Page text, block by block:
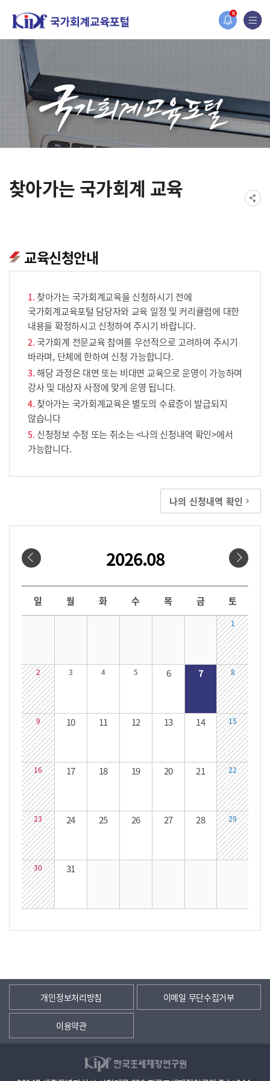
N
홈페이지가 새롭게 개편되었습니다.
한국조세재정연구원홈페이지가 새롭게 개설되었습니다.
찾아가는 국가회계 교육
교육신청안내
찾아가는 국가회계교육을 신청하시기 전에
국가회계교육포털 담당자와 교육 일정 및 커리큘럼에 대한
내용을 확정하시고 신청하여 주시기 바랍니다.
국가회계 전문교육 참여를 우선적으로 고려하여 주시기
바라며, 단체에 한하여 신청 가능합니다.
해당 과정은 대면 또는 비대면 교육으로 운영이 가능하며
강사 및 대상자 사정에 맞게 운영 됩니다.
찾아가는 국가회계교육은 별도의 수료증이 발급되지
않습니다
신청정보 수정 또는 취소는 <나의 신청내역 확인>에서
가능합니다.
나의 신청내역 확인
2026.08
날짜선택
일 월 화 수 목 금 토
1
2 3 4 5 6 7 8
9 10 11 12 13 14 15
16 17 18 19 20 21 22
23 24 25 26 27 28 29
30 31
개인정보처리방침 이메일 무단수집거부
이용약관